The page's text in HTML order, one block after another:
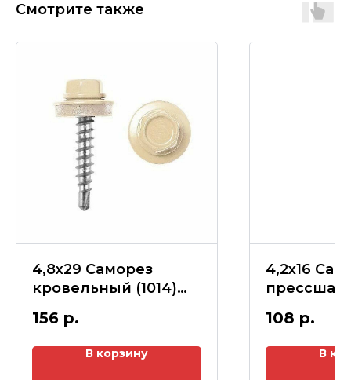
Смотрите также
4,8х29 Саморез
кровельный (1014)
(50шт)
156 р.
В корзину
4,2х16
Красный
108 р.
В